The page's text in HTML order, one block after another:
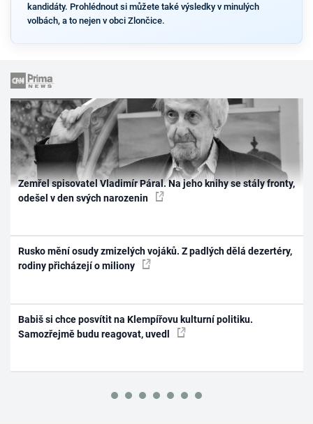
kandidáty. Prohlédnout si můžete také výsledky v minulých
volbách, a to nejen v obci Zlončice.
Zemřel spisovatel Vladimír Páral. Na jeho knihy se stály fronty,
odešel v den svých narozenin
Rusko mění osudy zmizelých vojáků. Z padlých dělá dezertéry,
rodiny přicházejí o miliony
Babiš si chce posvítit na Klempířovu kulturní politiku.
Samozřejmě budu reagovat, uvedl